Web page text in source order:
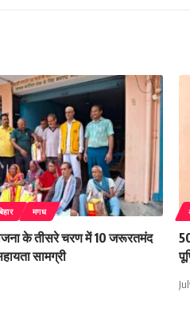
मगध
के तीसरे चरण में 10 जरूरतमंद
सामग्री